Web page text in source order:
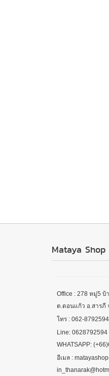
Mataya Shop
Office : 278 หมู่5
ต.ดอนแก้ว อ.สารภี
โทร : 062-
Line:
WHATSAPP:
อีเมล :